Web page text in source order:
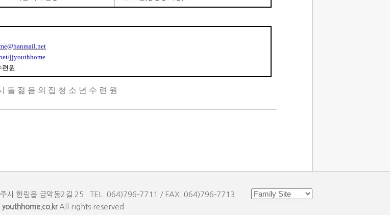
jjyouthhome
원
돌 젊 음 의 집 청 소 년 수 련 원
주시 한림읍 금악동2길 25 TEL. 064)796-7711 / FAX. 064)796-7713
youthhome.co.krAll rights reserved